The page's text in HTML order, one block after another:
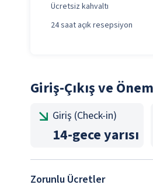
Ücretsiz kahvaltı
24 saat açık resepsiyon
Giriş-Çıkış ve
Giriş (Check-in)
14-gece yarısı
Zorunlu Ücretler